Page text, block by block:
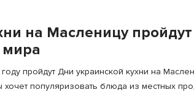
на Масленицу
мира
пройдут Дни украинской кухни на
популяризовать блюда из местных